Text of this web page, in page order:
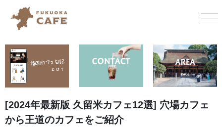
[2024年最新版 久留米カフェ12選] 穴場カフェ
から王道のカフェをご紹介